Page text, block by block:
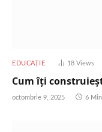
EDUCAȚIE 18Views
Cum îți
octombrie 9, 2025 6